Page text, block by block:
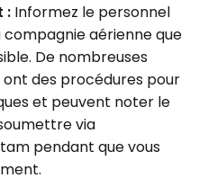
: Informez le personnel
aérienne que
De nombreuses
des procédures pour
et peuvent noter le
via
pendant que vous